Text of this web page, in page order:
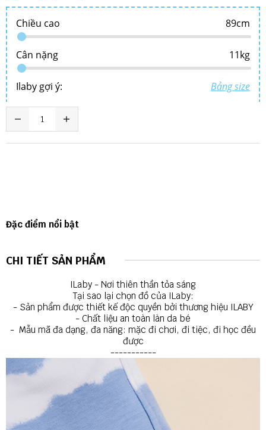
Đặc điểm nổi bật
CHI TIẾT SẢN PHẨM
ILaby - Nơi thiên thần tỏa sáng
Tại sao lại chọn đồ của ILaby:
- Sản phẩm được thiết kế độc quyền bởi thương hiệu ILABY
- Chất liệu an toàn làn da bé
- Mẫu mã đa dạng, đa năng: mặc đi chơi, đi tiệc, đi học đều
được
-----------